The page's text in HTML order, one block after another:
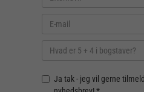
Ja tak - jeg vil gerne